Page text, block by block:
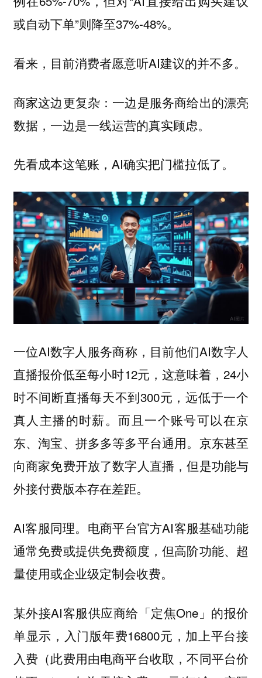
或自动下单”则降至37%-48%。
看来，目前消费者愿意听AI建议的并不多。
商家这边更复杂：一边是服务商给出的漂亮
数据，一边是一线运营的真实顾虑。
先看成本这笔账，AI确实把门槛拉低了。
一位AI数字人服务商称，目前他们AI数字人
直播报价低至每小时12元，这意味着，24小
时不间断直播每天不到300元，远低于一个
真人主播的时薪。而且一个账号可以在京
东、淘宝、拼多多等多平台通用。京东甚至
向商家免费开放了数字人直播，但是功能与
外接付费版本存在差距。
AI客服同理。电商平台官方AI客服基础功能
通常免费或提供免费额度，但高阶功能、超
量使用或企业级定制会收费。
某外接AI客服供应商给「定焦One」的报价
单显示，入门版年费16800元，加上平台接
入费（此费用由电商平台收取，不同平台价